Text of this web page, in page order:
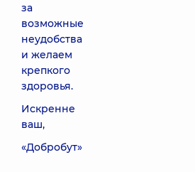
за
возможные
неудобства
и желаем
крепкого
здоровья.
Искренне
ваш,
«Добробут»